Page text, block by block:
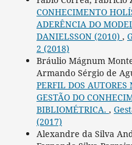
CONHECIMENTO
ADERÊNCIA DO
DANIELSSON (2010) ,
2 (2018)
Bráulio Mágnum
Armando Sérgio de
PERFIL DOS
GESTÃO DO
BIBLIOMÉTRICA. ,
(2017)
Alexandre da Silva